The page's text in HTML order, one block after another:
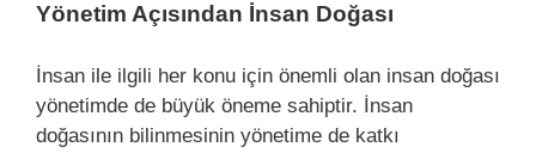
Yönetim Açısından İnsan Doğası
İnsan ile ilgili her konu için önemli olan insan doğası
yönetimde de büyük öneme sahiptir. İnsan
doğasının bilinmesinin yönetime de katkı